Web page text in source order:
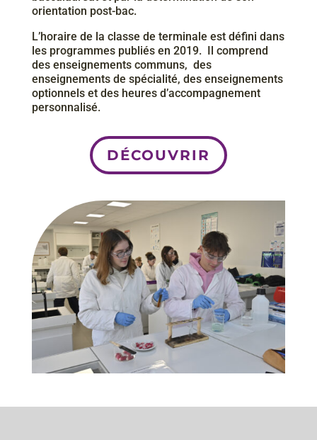
orientation post-bac.
L’horaire​ ​de​ ​la​ ​classe​ ​de​ ​terminale​ ​est​ ​défini​ ​dans​
​les​ ​programmes​ ​publiés​ ​en​ ​2019. ​ ​Il​ ​comprend
des​ ​enseignements​ ​communs, ​ ​des​ ​
enseignements​ de spécialité, des enseignements
​optionnels et​ ​des​ ​heures​ ​d’accompagnement​ ​
personnalisé.
DÉCOUVRIR